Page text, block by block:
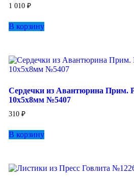
1 010₽
В корзину
Сердечки из Авантюрина Прим.
10х5х8мм №5407
310₽
В корзину